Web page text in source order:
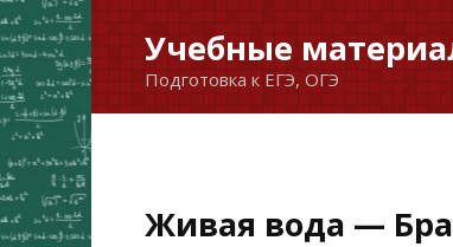
Перейти
к
содержанию
Учебные
Подготовка к ЕГЭ, ОГЭ
Живая вода —